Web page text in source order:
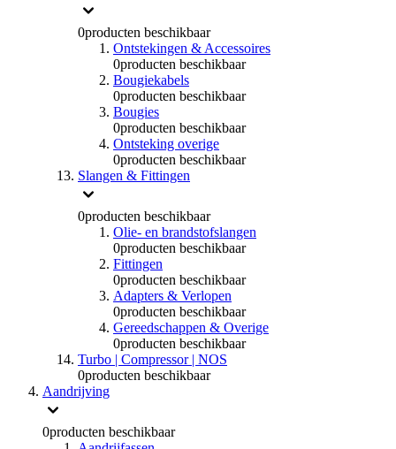
0producten beschikbaar
Ontstekingen & Accessoires
0producten beschikbaar
Bougiekabels
0producten beschikbaar
Bougies
0producten beschikbaar
Ontsteking overige
0producten beschikbaar
Slangen & Fittingen
0producten beschikbaar
Olie- en brandstofslangen
0producten beschikbaar
Fittingen
0producten beschikbaar
Adapters & Verlopen
0producten beschikbaar
Gereedschappen & Overige
0producten beschikbaar
Turbo | Compressor | NOS
0producten beschikbaar
Aandrijving
0producten beschikbaar